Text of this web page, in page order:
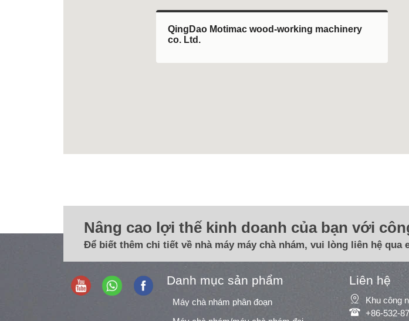
QingDao Motimac wood-working machinery
co. Ltd.
Nâng cao lợi thế kinh doanh của bạn với
Để biết thêm chi tiết về nhà máy máy chà nhám, vui lòng liên hệ qua
Danh mục sản phẩm
Máy chà nhám phân đoạn
Liên hệ

 +86-532-